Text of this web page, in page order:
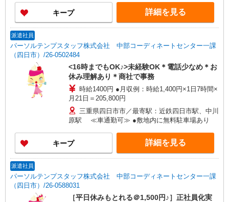
キープ 詳細を見る
派遣社員
パーソルテンプスタッフ株式会社 中部コーディネートセンター一課
（四日市）/26-0502484
<16時までもOK♪>未経験OK＊電話少なめ＊お
休み理解あり＊商社で事務
時給1400円 ●月収例：時給1,400円×1日7時間×
月21日＝205,800円
三重県四日市市／最寄駅：近鉄四日市駅、中川
原駅 ≪車通勤可≫ ●敷地内に無料駐車場あり
キープ 詳細を見る
派遣社員
パーソルテンプスタッフ株式会社 中部コーディネートセンター一課
（四日市）/26-0588031
［平日休みもとれる＠1,500円♪］正社員化実